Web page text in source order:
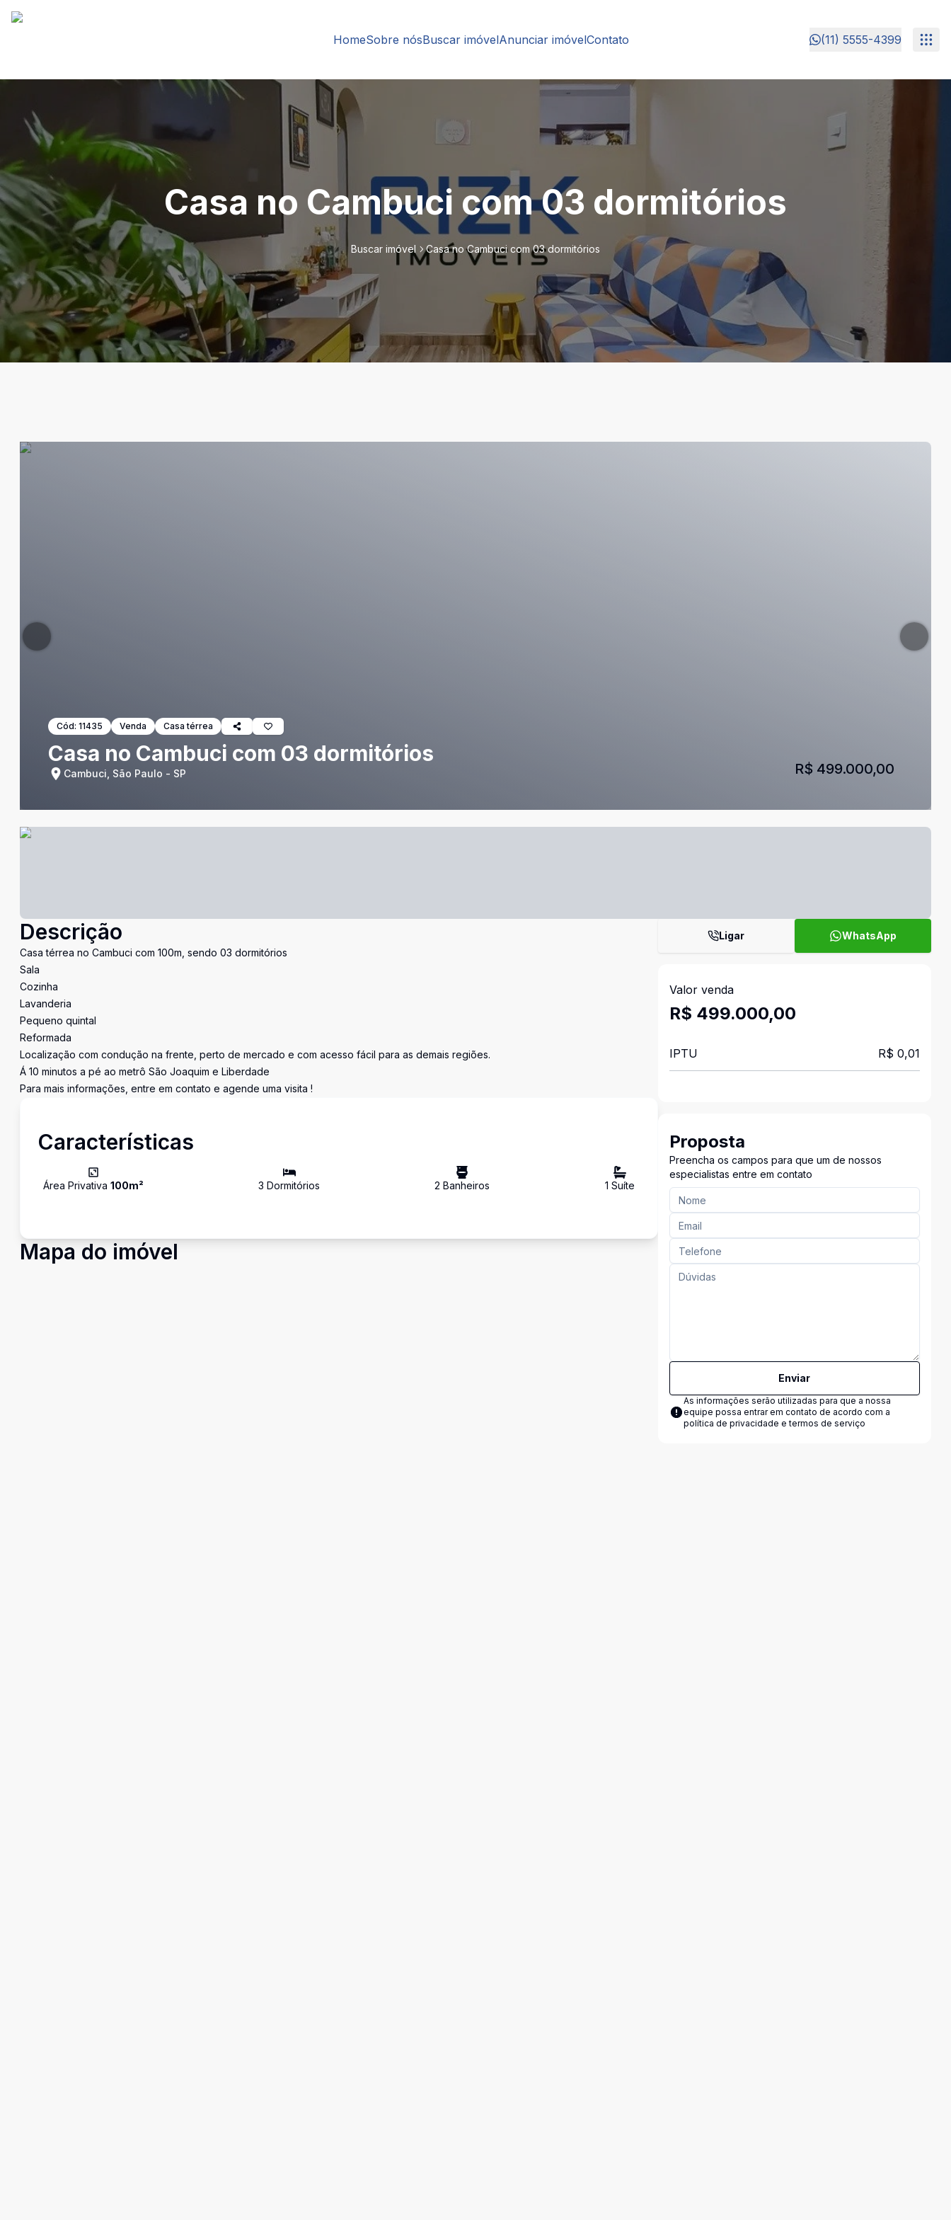
HomeSobre nósBuscar imóvelAnunciar imóvelContato (11) 5555-4399
Casa no Cambuci com 03 dormitórios
Buscar imóvel Casa no Cambuci com 03 dormitórios
Cód: 11435 Venda Casa térrea
Casa no Cambuci com 03 dormitórios
Cambuci, São Paulo - SP R$ 499.000,00
Descrição
Casa térrea no Cambuci com 100m, sendo 03 dormitórios
Sala
Cozinha
Lavanderia
Pequeno quintal
Reformada
Localização com condução na frente, perto de mercado e com acesso fácil para as demais regiões.
Á 10 minutos a pé ao metrô São Joaquim e Liberdade
Para mais informações, entre em contato e agende uma visita !
Características
Área Privativa 100m² 3 Dormitórios 2 Banheiros 1 Suíte
Mapa do imóvel
Ligar WhatsApp
Valor venda
R$ 499.000,00
IPTU R$ 0,01
Proposta
Preencha os campos para que um de nossos
especialistas entre em contato
Enviar
As informações serão utilizadas para que a nossa
equipe possa entrar em contato de acordo com a
política de privacidade e termos de serviço